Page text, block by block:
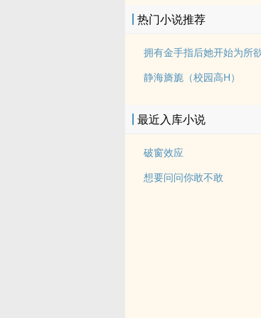
热门小说推荐
静海旖旎（校园高H）
最近入库小说
破窗效应
想要问问你敢不敢